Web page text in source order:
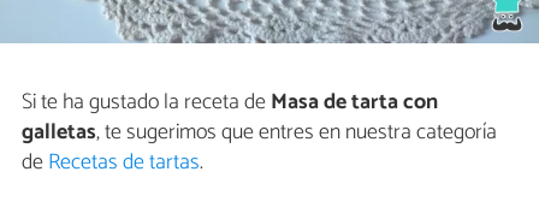
Si te ha gustado la receta deMasa de tarta con
galletas, te sugerimos que entres en nuestra categoría
deRecetas de tartas.